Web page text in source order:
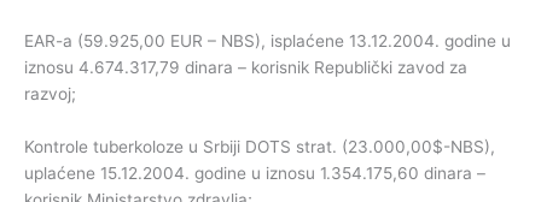
EAR-a (59.925,00 EUR – NBS), isplaćene 13.12.2004. godine u
iznosu 4.674.317,79 dinara – korisnik Republički zavod za
razvoj;
Kontrole tuberkoloze u Srbiji DOTS strat. (23.000,00$-NBS),
uplaćene 15.12.2004. godine u iznosu 1.354.175,60 dinara –